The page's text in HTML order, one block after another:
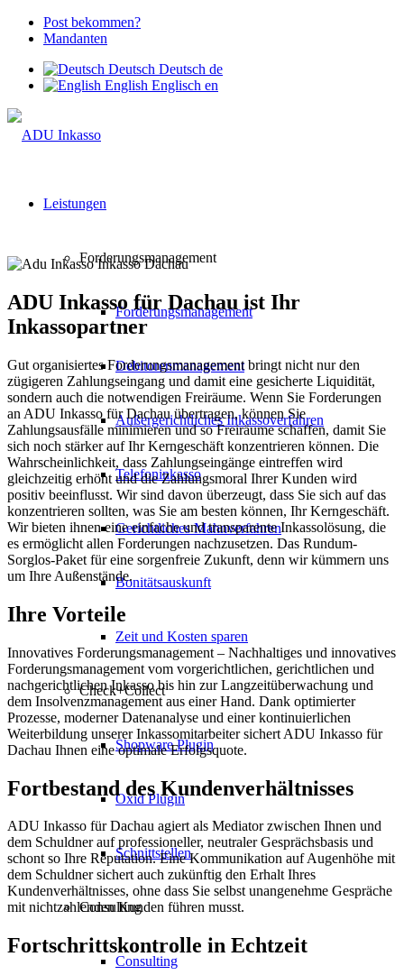
Post bekommen?
Mandanten
Deutsch Deutsch de
English Englisch en
Leistungen
Forderungsmanagement
Forderungsmanagement
Debitorenmanagement
Außergerichtliches Inkassoverfahren
Telefoninkasso
Gerichtliches Mahnverfahren
Bonitätsauskunft
Zeit und Kosten sparen
Check+Collect
Shopware Plugin
Oxid Plugin
Schnittstellen
Consulting
Consulting
ADU Inkasso für Dachau ist Ihr
Inkassopartner
Gut organisiertes Forderungsmanagement bringt nicht nur den
zügigeren Zahlungseingang und damit eine gesicherte Liquidität,
sondern auch die notwendigen Freiräume. Wenn Sie Forderungen
an ADU Inkasso für Dachau übertragen, können Sie
Zahlungsausfälle minimieren und so Freiräume schaffen, damit Sie
sich noch stärker auf Ihr Kerngeschäft konzentrieren können. Die
Wahrscheinlichkeit, dass Zahlungseingänge eintreffen wird
gleichzeitig erhöht und die Zahlungsmoral Ihrer Kunden wird
positiv beeinflusst. Wir sind davon überzeugt, dass Sie sich auf das
konzentrieren sollten, was Sie am besten können, Ihr Kerngeschäft.
Wir bieten ihnen eine einfache und transparente Inkassolösung, die
es ermöglicht allen Forderungen nachzusetzen. Das Rundum-
Sorglos-Paket für eine sorgenfreie Zukunft, denn wir kümmern uns
um Ihre Außenstände.
Ihre Vorteile
Innovatives Forderungsmanagement – Nachhaltiges und innovatives
Forderungsmanagement vom vorgerichtlichen, gerichtlichen und
nachgerichtlichen Inkasso bis hin zur Langzeitüberwachung und
dem Insolvenzmanagement aus einer Hand. Dank optimierter
Prozesse, moderner Datenanalyse und einer kontinuierlichen
Weiterbildung unserer Inkassomitarbeiter sichert ADU Inkasso für
Dachau Ihnen eine optimale Erfolgsquote.
Fortbestand des Kundenverhältnisses
ADU Inkasso für Dachau agiert als Mediator zwischen Ihnen und
dem Schuldner auf professioneller, neutraler Gesprächsbasis und
schont so Ihre Reputation. Eine Kommunikation auf Augenhöhe mit
dem Schuldner sichert auch zukünftig den Erhalt Ihres
Kundenverhältnisses, ohne dass Sie selbst unangenehme Gespräche
mit nichtzahlenden Kunden führen musst.
Fortschrittskontrolle in Echtzeit